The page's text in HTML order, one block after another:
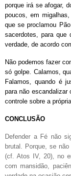
porque irá se afogar,
poucos, em
que se proclamou
sacerdotes, para que
verdade, de acordo
Não podemos fazer
só golpe. Calamos,
Falamos, quando é
para não escandalizar
controle sobre a
CONCLUSÃO
Defender a Fé não
brutal. Porque, se
(cf. Atos IV, 20), no
com mansidão,